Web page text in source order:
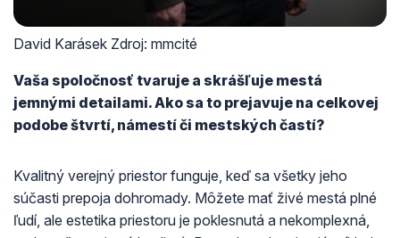
David Karásek Zdroj: mmcité
Vaša spoločnosť tvaruje a skrášľuje mestá
jemnými detailami. Ako sa to prejavuje na celkovej
podobe štvrtí, námestí či mestských častí?
Kvalitný verejný priestor funguje, keď sa všetky jeho
súčasti prepoja dohromady. Môžete mať živé mestá plné
ľudí, ale estetika priestoru je poklesnutá a nekomplexná,